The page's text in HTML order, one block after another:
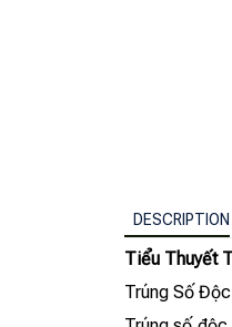
DESCRIPTION
Tiểu Thuyết
Trúng Số